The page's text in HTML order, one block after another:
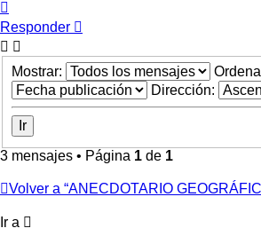
Responder
Mostrar:
Dirección:
3 mensajes • Página 1 de 1
Volver a “ANECDOTARIO
Ir a